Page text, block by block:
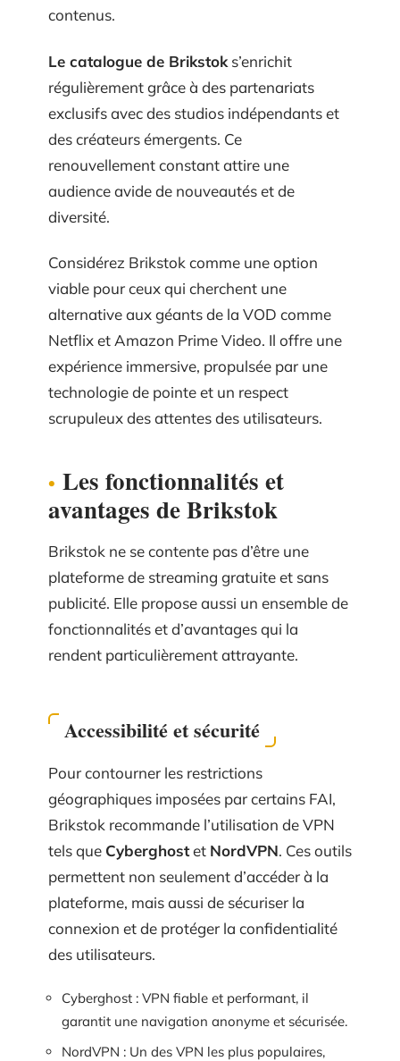
contenus.
Le catalogue de Brikstok s’enrichit
régulièrement grâce à des partenariats
exclusifs avec des studios indépendants et
des créateurs émergents. Ce
renouvellement constant attire une
audience avide de nouveautés et de
diversité.
Considérez Brikstok comme une option
viable pour ceux qui cherchent une
alternative aux géants de la VOD comme
Netflix et Amazon Prime Video. Il offre une
expérience immersive, propulsée par une
technologie de pointe et un respect
scrupuleux des attentes des utilisateurs.
Les fonctionnalités et
avantages de Brikstok
Brikstok ne se contente pas d’être une
plateforme de streaming gratuite et sans
publicité. Elle propose aussi un ensemble de
fonctionnalités et d’avantages qui la
rendent particulièrement attrayante.
Accessibilité et sécurité
Pour contourner les restrictions
géographiques imposées par certains FAI,
Brikstok recommande l’utilisation de VPN
tels que Cyberghostet NordVPN. Ces outils
permettent non seulement d’accéder à la
plateforme, mais aussi de sécuriser la
connexion et de protéger la confidentialité
des utilisateurs.
Cyberghost : VPN fiable et performant, il
garantit une navigation anonyme et sécurisée.
NordVPN : Un des VPN les plus populaires,